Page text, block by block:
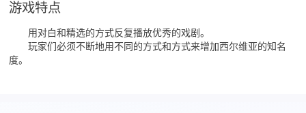
游戏特点
用对白和精选的方式反复播放优秀的戏剧。
玩家们必须不断地用不同的方式和方式来增加西尔维亚的知名
度。